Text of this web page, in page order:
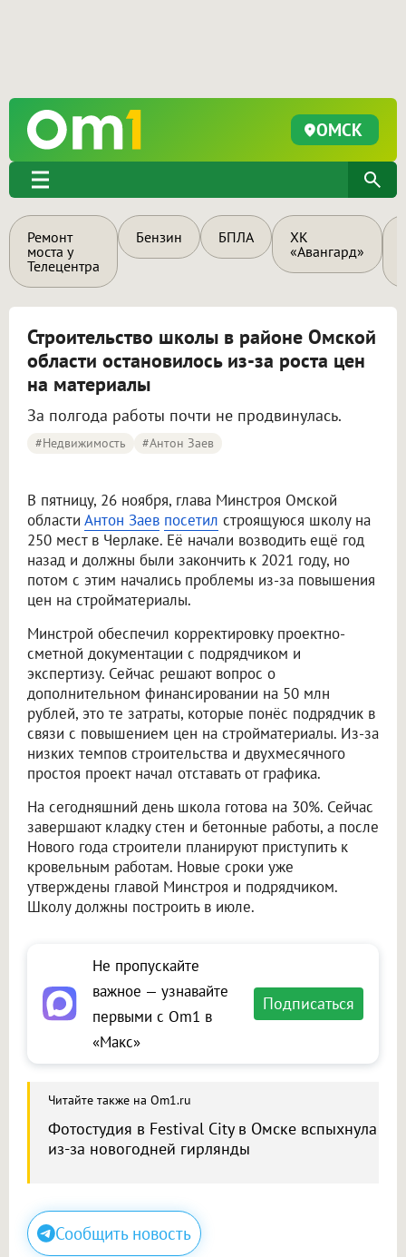
ОМСК
Ремонт
моста у
Телецентра
Бензин БПЛА
ХК
«Авангард»
Строительство школы в районе Омской
области остановилось из-за роста цен
на материалы
За полгода работы почти не продвинулась.
#Недвижимость #Антон Заев
В пятницу, 26 ноября, глава Минстроя Омской
области Антон Заев посетил строящуюся школу на
250 мест в Черлаке. Её начали возводить ещё год
назад и должны были закончить к 2021 году, но
потом с этим начались проблемы из-за повышения
цен на стройматериалы.
Минстрой обеспечил корректировку проектно-
сметной документации с подрядчиком и
экспертизу. Сейчас решают вопрос о
дополнительном финансировании на 50 млн
рублей, это те затраты, которые понёс подрядчик в
связи с повышением цен на стройматериалы. Из-за
низких темпов строительства и двухмесячного
простоя проект начал отставать от графика.
На сегодняшний день школа готова на 30%. Сейчас
завершают кладку стен и бетонные работы, а после
Нового года строители планируют приступить к
кровельным работам. Новые сроки уже
утверждены главой Минстроя и подрядчиком.
Школу должны построить в июле.
Не пропускайте
важное — узнавайте
первыми с Om1 в
«Макс»
Подписаться
Читайте также на Om1.ru
Фотостудия в Festival City в Омске вспыхнула
из-за новогодней гирлянды
Сообщить новость